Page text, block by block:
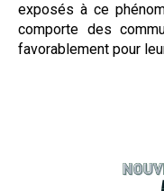
exposés à ce
comporte des
favorablement pour